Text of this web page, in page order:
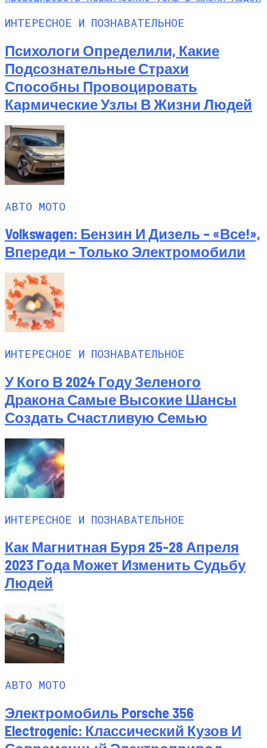
ИНТЕРЕСНОЕ И ПОЗНАВАТЕЛЬНОЕ
Психологи Определили, Какие
Подсознательные Страхи
Способны Провоцировать
Кармические Узлы В Жизни Людей
АВТО МОТО
Volkswagen: Бензин И Дизель – «все!»,
Впереди – Только Электромобили
ИНТЕРЕСНОЕ И ПОЗНАВАТЕЛЬНОЕ
У Кого В 2024 Году Зеленого
Дракона Самые Высокие Шансы
Создать Счастливую Семью
ИНТЕРЕСНОЕ И ПОЗНАВАТЕЛЬНОЕ
Как Магнитная Буря 25-28 Апреля
2023 Года Может Изменить Судьбу
Людей
АВТО МОТО
Электромобиль Porsche 356
Electrogenic: Классический Кузов И